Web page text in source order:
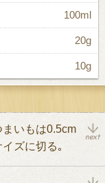
100ml
20g
10g
いもは0.5cm
ズに切る｡